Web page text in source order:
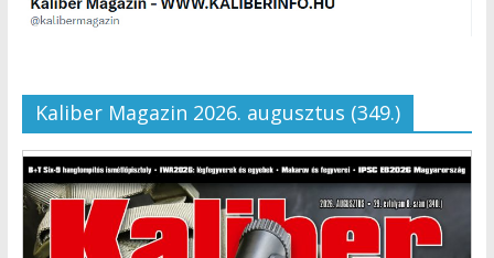
Kaliber Magazin 2026. augusztus (349.)